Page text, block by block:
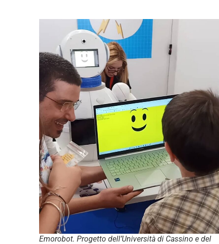
Emorobot. Progetto dell’Università di Cassino e del